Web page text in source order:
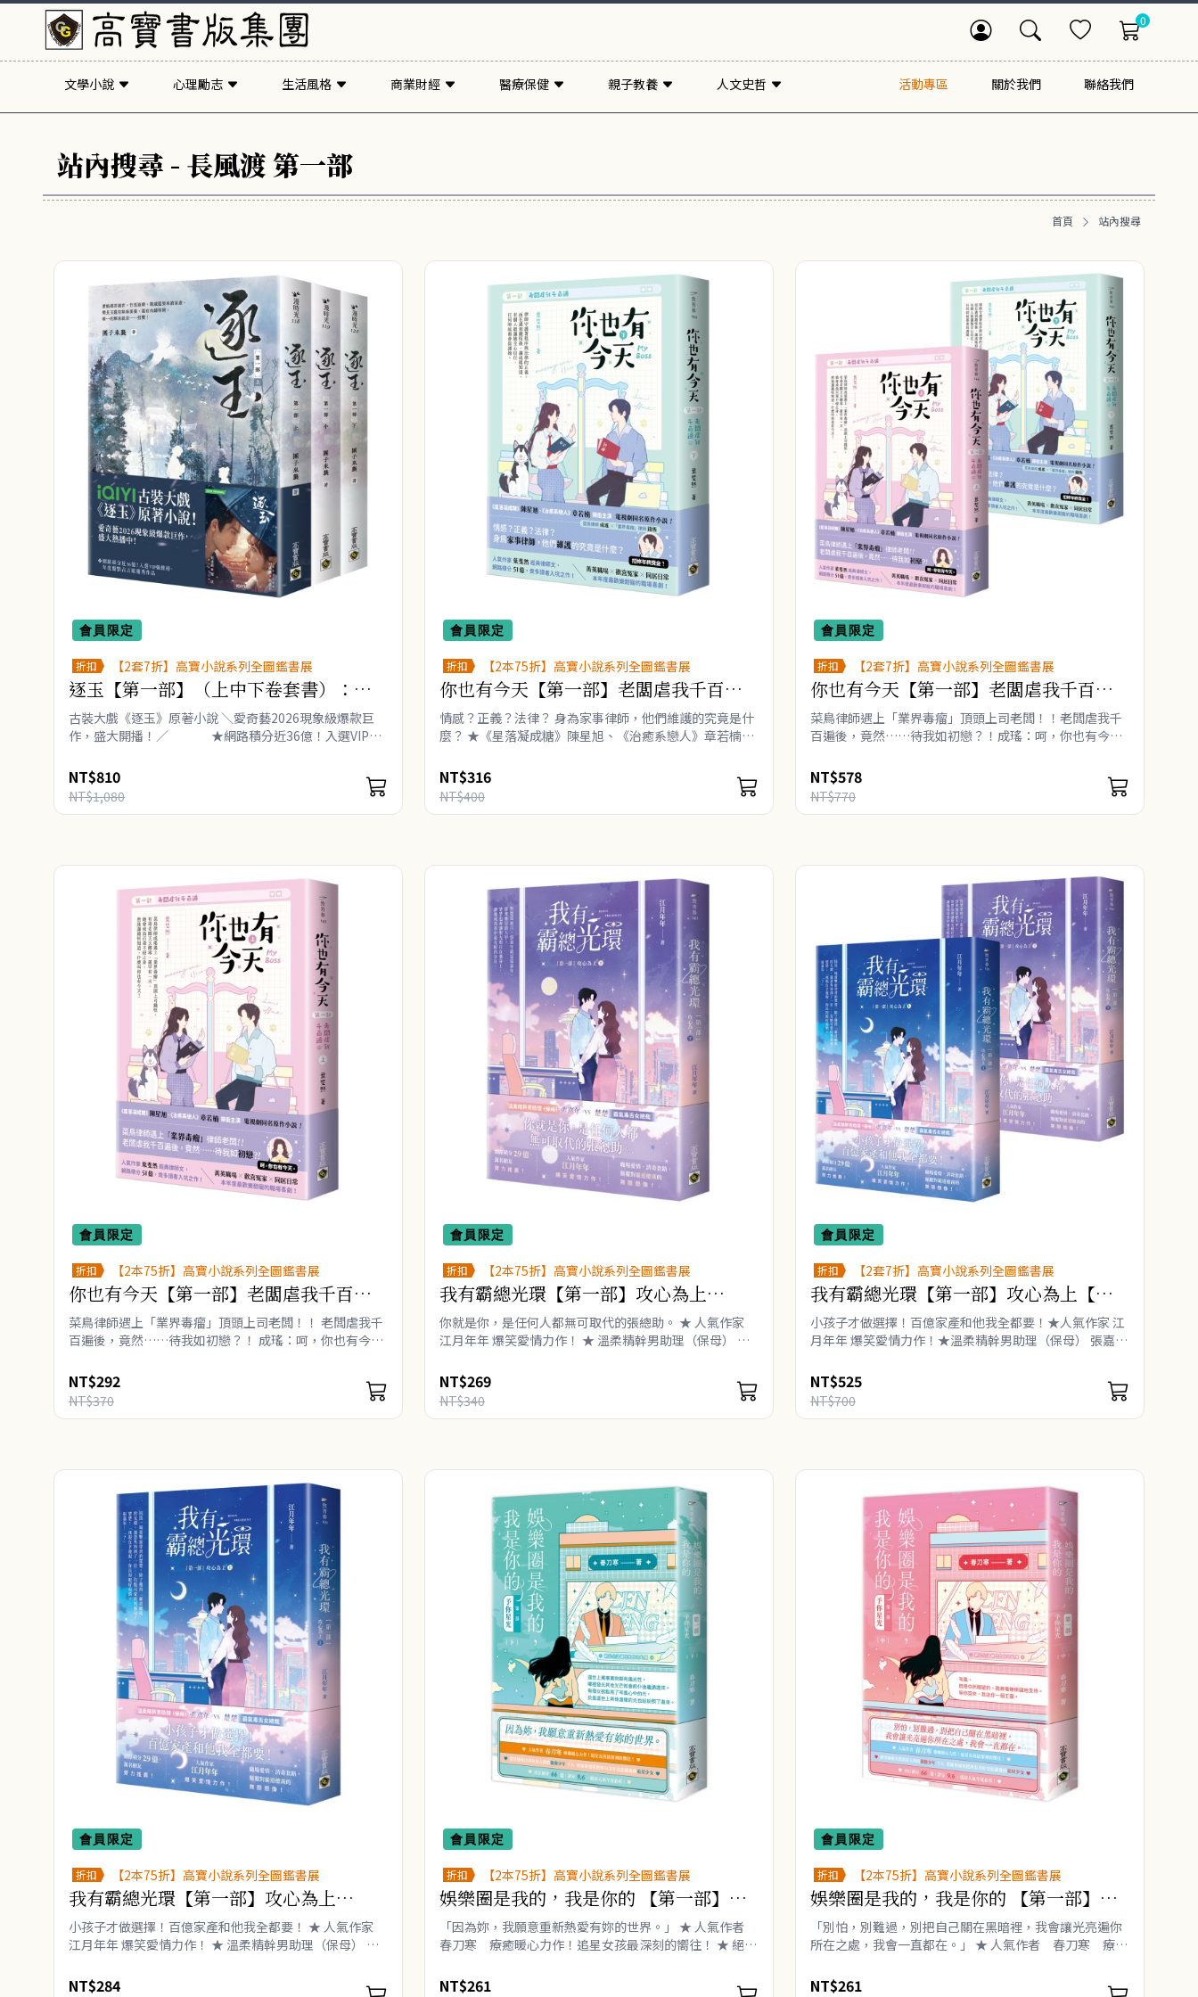
0
文學小說 心理勵志 生活風格 商業財經 醫療保健 親子教養 人文史哲 活動專區 關於我們 聯絡我們
站內搜尋 - 長風渡 第一部
首頁 站內搜尋
會員限定
折扣 【2套7折】高寶小說系列全圖鑑書展
逐玉【第一部】（上中下卷套書）：同
名電視劇原著小說【劇照書腰版】
古裝大戲《逐玉》原著小說 ＼愛奇藝2026現象級爆款巨
作，盛大開播！／ ★網路積分近36億！入選VIP強
樊長玉×高..
NT$810
NT$1,080
會員限定
折扣 【2本75折】高寶小說系列全圖鑑書展
你也有今天【第一部】老闆虐我千百遍
（下）同名電視劇原作小說
情感？正義？法律？ 身為家事律師，他們維護的究竟是什
麼？ ★《星落凝成糖》陳星旭、《治癒系戀人》章若楠
典律師文，網路積分51億，眾多讀者入..
NT$316
NT$400
會員限定
折扣 【2套7折】高寶小說系列全圖鑑書展
你也有今天【第一部】老闆虐我千百遍
（上下套書）同名電視劇原作小說
菜鳥律師遇上「業界毒瘤」頂頭上司老闆！！老闆虐我千
百遍後，竟然……待我如初戀？！成瑤：呵，你也有今
領銜主演電視劇同名原作小..
NT$578
NT$770
會員限定
折扣 【2本75折】高寶小說系列全圖鑑書展
你也有今天【第一部】老闆虐我千百遍
（上）同名電視劇原作小說
菜鳥律師遇上「業界毒瘤」頂頭上司老闆！！ 老闆虐我千
百遍後，竟然……待我如初戀？！ 成瑤：呵，你也有今
領銜主演電視..
NT$292
NT$370
會員限定
折扣 【2本75折】高寶小說系列全圖鑑書展
我有霸總光環【第一部】攻心為上
（下）
你就是你，是任何人都無可取代的張總助。 ★ 人氣作家
江月年年 爆笑愛情力作！ ★ 溫柔精幹男助理（保母） 張
網友齊力推薦！ ★ 職..
NT$269
NT$340
會員限定
折扣 【2套7折】高寶小說系列全圖鑑書展
我有霸總光環【第一部】攻心為上【上
下套書】
小孩子才做選擇！百億家產和他我全都要！★人氣作家 江
月年年 爆笑愛情力作！★溫柔精幹男助理（保母） 張嘉
友齊力推薦！★職場愛情．清奇套路，顛覆對..
NT$525
NT$700
會員限定
折扣 【2本75折】高寶小說系列全圖鑑書展
我有霸總光環【第一部】攻心為上
（上）
小孩子才做選擇！百億家產和他我全都要！ ★ 人氣作家
江月年年 爆笑愛情力作！ ★ 溫柔精幹男助理（保母） 張
網友齊力推薦！ ★ 職..
NT$284
會員限定
折扣 【2本75折】高寶小說系列全圖鑑書展
娛樂圈是我的，我是你的 【第一部】予
你星光（下）
「因為妳，我願意重新熱愛有妳的世界。」 ★ 人氣作者
春刀寒 療癒暖心力作！追星女孩最深刻的嚮往！ ★ 絕望
美好送給偶像的追星少女 ★ 晉江積分..
NT$261
會員限定
折扣 【2本75折】高寶小說系列全圖鑑書展
娛樂圈是我的，我是你的 【第一部】予
你星光（中）
「別怕，別難過，別把自己關在黑暗裡，我會讓光亮遍你
所在之處，我會一直都在。」 ★ 人氣作者 春刀寒 療癒
人間的偶像少年 ＶＳ 重新來過要把所有..
NT$261